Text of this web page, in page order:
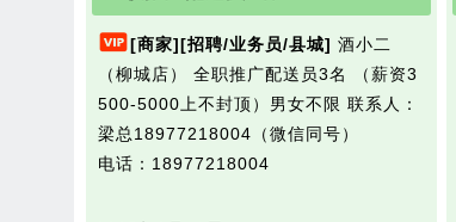
[商家][招聘/业务员/县城] 酒小二
（柳城店） 全职推广配送员3名 （薪资3
500-5000上不封顶）男女不限 联系人：
梁总18977218004（微信同号）
电话：18977218004